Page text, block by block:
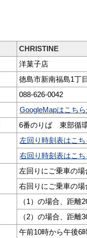
CHRISTINE
洋菓子店
徳島市新南福島1丁
088-626-0042
GoogleMapはこち
6番のりば 東部循
左回り時刻表はこ
右回り時刻表はこ
左回りにご乗車の
右回りにご乗車の
（1）の場合、距離
（2）の場合、距離
午前10時から午後6